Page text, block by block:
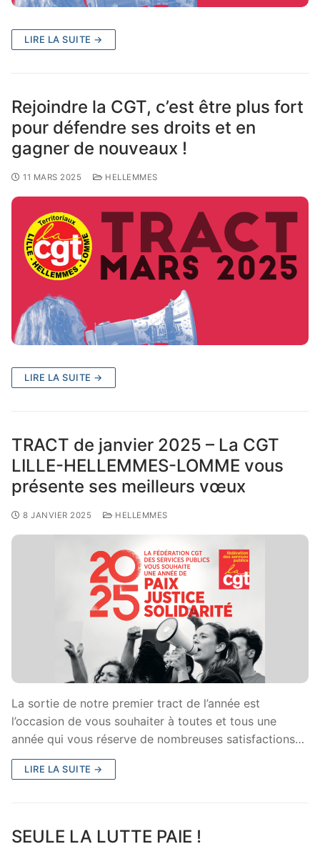
LIRE LA SUITE →
Rejoindre la CGT, c’est être plus fort
pour défendre ses droits et en
gagner de nouveaux !
11 MARS 2025 HELLEMMES
LIRE LA SUITE →
TRACT de janvier 2025 – La CGT
LILLE-HELLEMMES-LOMME vous
présente ses meilleurs vœux
8 JANVIER 2025 HELLEMMES
La sortie de notre premier tract de l’année est
l’occasion de vous souhaiter à toutes et tous une
année qui vous réserve de nombreuses satisfactions…
LIRE LA SUITE →
SEULE LA LUTTE PAIE !